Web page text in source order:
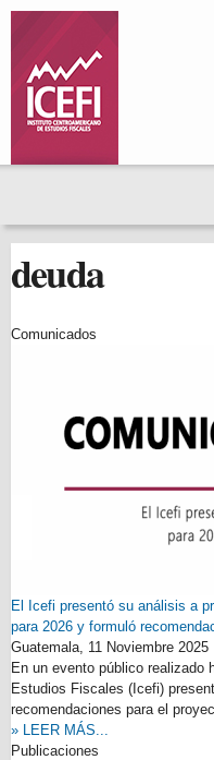
deuda
Comunicados
El Icefi presentó su análisis a
para 2026 y formuló
Guatemala, 11 Noviembre 2025
En un evento público realizado
Estudios Fiscales (Icefi)
recomendaciones para el
» LEER MÁS...
Publicaciones